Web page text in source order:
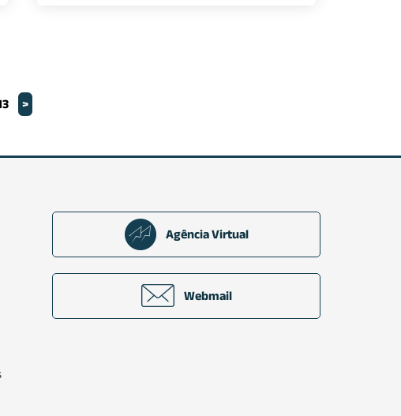
>
Agência Virtual
Webmail